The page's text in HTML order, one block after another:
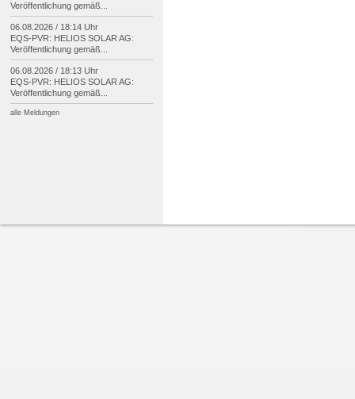
Veröffentlichung gemäß...
06.08.2026 / 18:14 Uhr
EQS-PVR: HELIOS SOLAR AG:
Veröffentlichung gemäß...
06.08.2026 / 18:13 Uhr
EQS-PVR: HELIOS SOLAR AG:
Veröffentlichung gemäß...
alle Meldungen